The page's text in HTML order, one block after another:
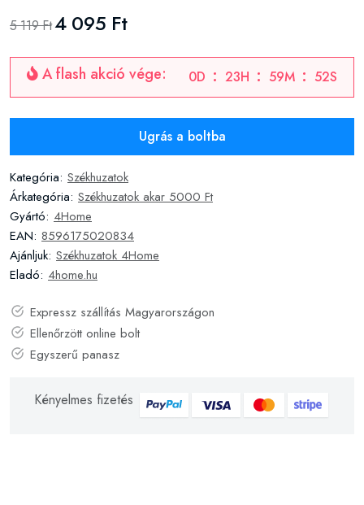
5 119 Ft4 095 Ft
A flash akció vége: 0D 23H 59M 51S
Ugrás a boltba
Kategória: Székhuzatok
Árkategória: Székhuzatok akar 5000 Ft
Gyártó: 4Home
EAN: 8596175020834
Ajánljuk: Székhuzatok 4Home
Eladó: 4home.hu
Expressz szállítás Magyarországon
Ellenőrzött online bolt
Egyszerű panasz
Kényelmes fizetés